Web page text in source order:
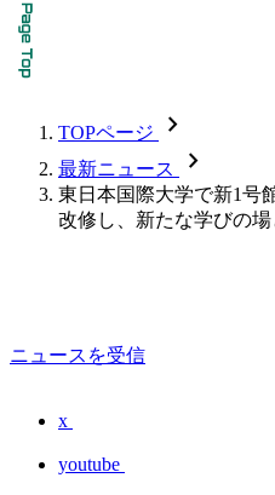
TOPページ chevron_forward
最新ニュース chevron_forward
東日本国際大学で新1
改修し、新たな学びの
ニュースを受信
x
youtube